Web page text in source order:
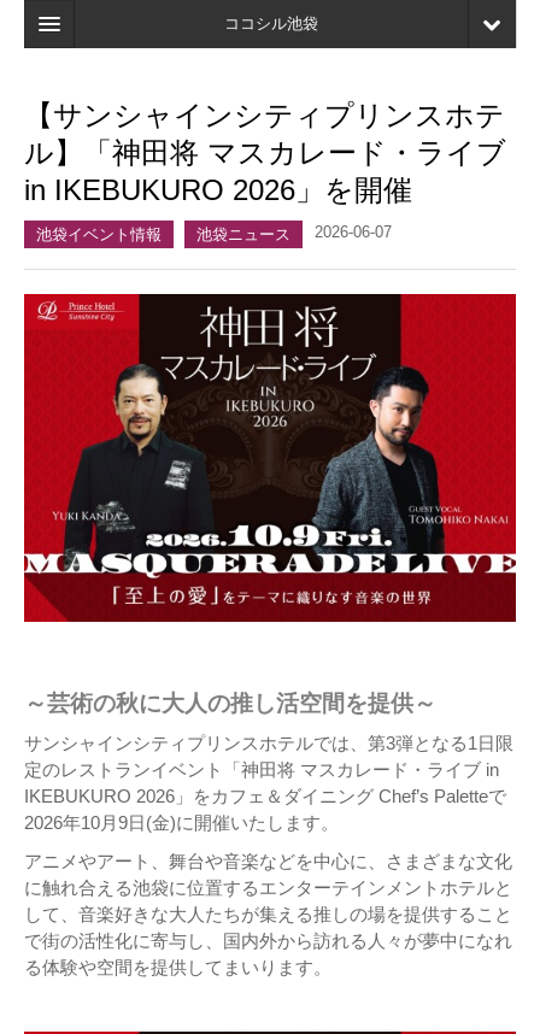
ココシル池袋
検索
店舗・施設最新情報
口コミ
マイページ
ブックマーク
【サンシャインシティプリンスホテ
ル】「神田将 マスカレード・ライブ
in IKEBUKURO 2026」を開催
池袋イベント情報 池袋ニュース 2026-06-07
～芸術の秋に大人の推し活空間を提供～
サンシャインシティプリンスホテルでは、第3弾となる1日限
定のレストランイベント「神田将 マスカレード・ライブ in
IKEBUKURO 2026」をカフェ＆ダイニング Chef’s Paletteで
2026年10月9日(金)に開催いたします。
アニメやアート、舞台や音楽などを中心に、さまざまな文化
に触れ合える池袋に位置するエンターテインメントホテルと
して、音楽好きな大人たちが集える推しの場を提供すること
で街の活性化に寄与し、国内外から訪れる人々が夢中になれ
る体験や空間を提供してまいります。